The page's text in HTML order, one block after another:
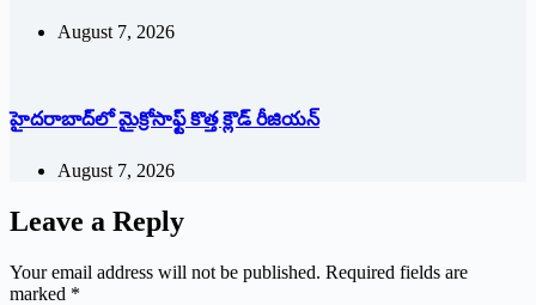
August 7, 2026
హైదరాబాద్‌లో మైక్రోసాఫ్ట్ ‌కొత్త క్లౌడ్‌ ‌రీజియన్‌
August 7, 2026
Leave a Reply
Your email address will not be published. Required fields are
marked *